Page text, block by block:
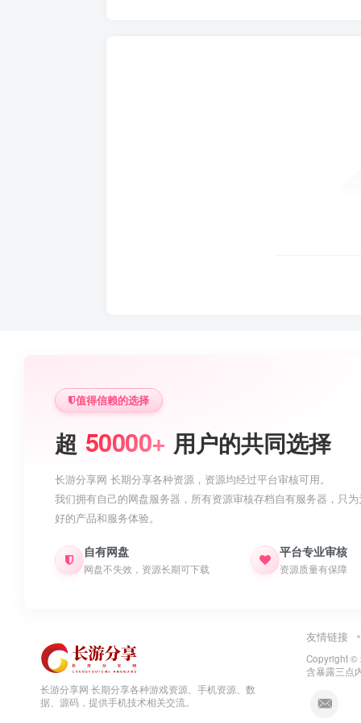
值得信赖的选择
超 50000+ 用户的共同选择
长游分享网 长期分享各种资源，资源均经过平台审核可用。
我们拥有自己的网盘服务器，所有资源审核存档自有服务器，只
好的产品和服务体验。
自有网盘
网盘不失效，资源长期可下载
平台专业审核
资源质量有保障
长游分享网 长期分享各种游戏资源、手机资源、数
据、源码，提供手机技术相关交流。
友情链接
Copyright ©
含暴露三点